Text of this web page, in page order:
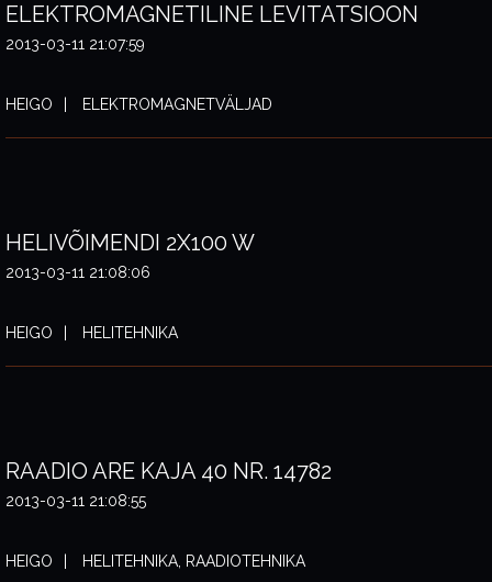
ELEKTROMAGNETILINE LEVITATSIOON
2013-03-11 21:07:59
HEIGO ELEKTROMAGNETVÄLJAD
HELIVÕIMENDI 2X100 W
2013-03-11 21:08:06
HEIGO HELITEHNIKA
RAADIO ARE KAJA 40 NR. 14782
2013-03-11 21:08:55
HEIGO HELITEHNIKA, RAADIOTEHNIKA